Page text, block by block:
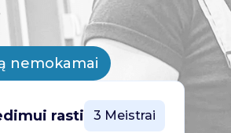
nemokamai
rasti 3 Meistrai